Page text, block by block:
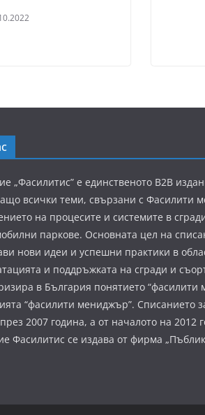
„Фасилитис” е единственото B2B
всички теми, свързани с Фасилити
на процесите и системите в
паркове. Основната цел на
нови идеи и успешни практики в
и поддръжката на сгради и
в България понятието “фасилити
“фасилити мениджър”. Списанието
2007 година, а от началото на 2012
Фасилитис се издава от фирма